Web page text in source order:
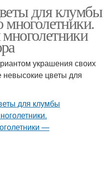
для клумбы
многолетники.
украшения своих
невысокие цветы для